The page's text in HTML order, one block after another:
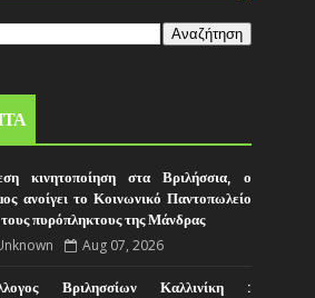
κινητοποίηση στα Βριλήσσια, ο
ανοίγει το Κοινωνικό Παντοπωλείο
τους πυρόπληκτους της Μάνδρας
Aug 07, 2026
Βριλησσίων Καλλινίκη :